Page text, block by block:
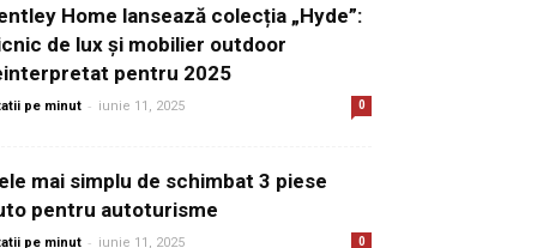
Home lansează colecția „Hyde”:
de lux și mobilier outdoor
pentru 2025
pe minut - iunie 11, 2025 0
mai simplu de schimbat 3 piese
pentru autoturisme
pe minut - iunie 11, 2025 0